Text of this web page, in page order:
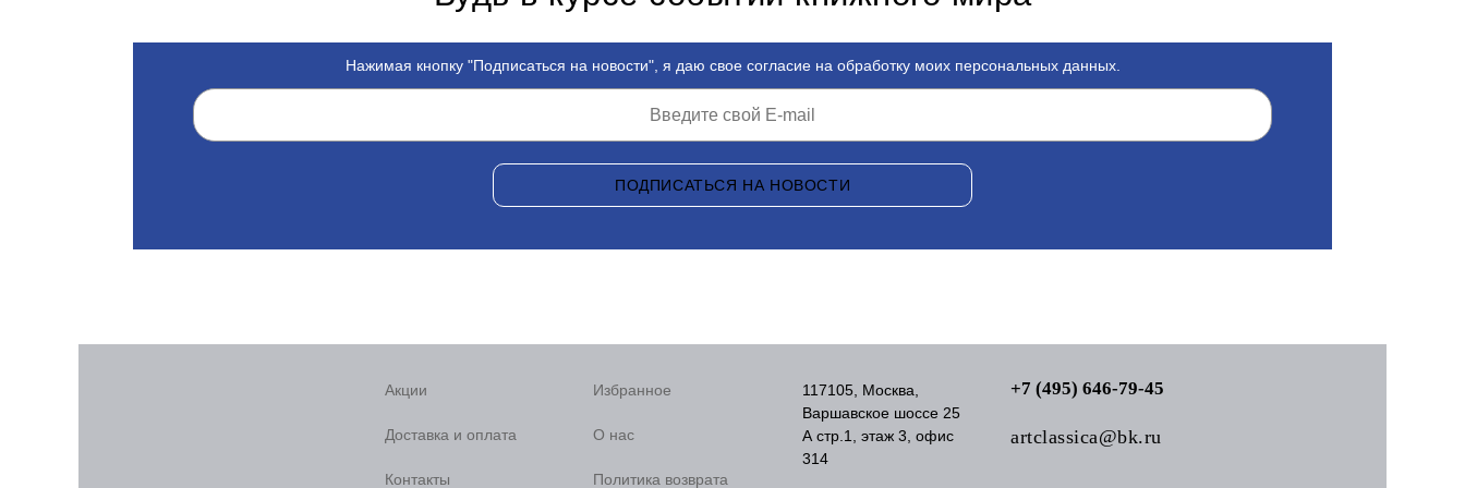
Нажимая кнопку "Подписаться на новости", я даю свое согласие на обработку моих персональных данных.
ПОДПИСАТЬСЯ НА НОВОСТИ
Акции
Доставка и оплата
Контакты
Избранное
О нас
Политика возврата
117105, Москва,
Варшавское шоссе 25
А стр.1, этаж 3, офис
314
+7 (495) 646-79-45
artclassica@bk.ru